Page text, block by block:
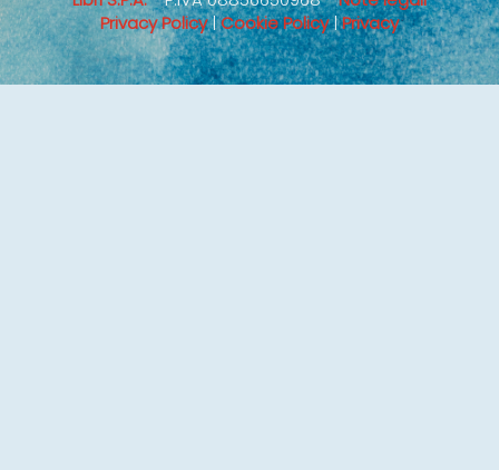
Privacy Policy|Cookie Policy|Privacy